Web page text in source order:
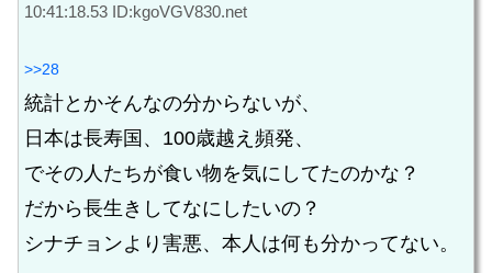
10:41:18.53 ID:kgoVGV830.net
>>28
統計とかそんなの分からないが、
日本は長寿国、100歳越え頻発、
でその人たちが食い物を気にしてたのかな？
だから長生きしてなにしたいの？
シナチョンより害悪、本人は何も分かってない。